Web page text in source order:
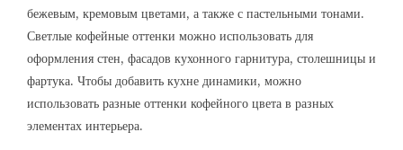
бежевым, кремовым цветами, а также с пастельными тонами.
Светлые кофейные оттенки можно использовать для
оформления стен, фасадов кухонного гарнитура, столешницы и
фартука. Чтобы добавить кухне динамики, можно
использовать разные оттенки кофейного цвета в разных
элементах интерьера.